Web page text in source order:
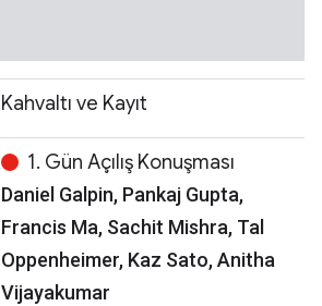
Kahvaltı ve Kayıt
1. Gün Açılış Konuşması
Daniel Galpin, Pankaj Gupta,
Francis Ma, Sachit Mishra, Tal
Oppenheimer, Kaz Sato, Anitha
Vijayakumar